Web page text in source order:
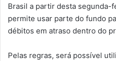
Brasil a partir desta segunda-
permite usar parte do fundo
débitos em atraso dentro do
Pelas regras, será possível